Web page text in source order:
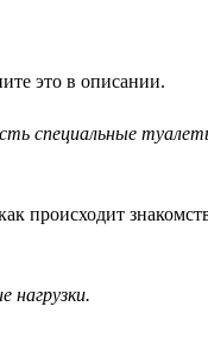
это в описании.
специальные
происходит
нагрузки.